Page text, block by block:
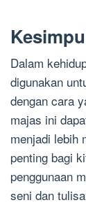
Dalam
digunakan
dengan cara
majas ini
menjadi lebih
penting bagi
penggunaan
seni dan